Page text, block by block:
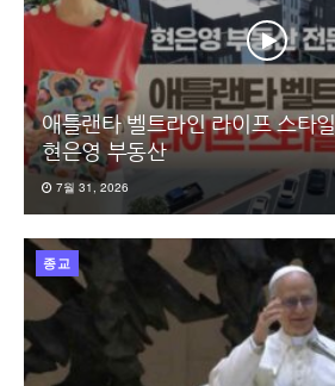
애틀랜타 벨트라인 라이프 스타
현은영 부동산
7월 31, 2026
종교